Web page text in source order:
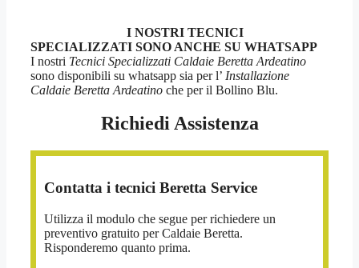
I NOSTRI TECNICI
SPECIALIZZATI SONO ANCHE SU WHATSAPP
I nostri Tecnici Specializzati Caldaie Beretta Ardeatino
sono disponibili su whatsapp sia per l’ Installazione
Caldaie Beretta Ardeatino che per il Bollino Blu.
Richiedi Assistenza
Contatta i tecnici Beretta Service
Utilizza il modulo che segue per richiedere un
preventivo gratuito per Caldaie Beretta.
Risponderemo quanto prima.